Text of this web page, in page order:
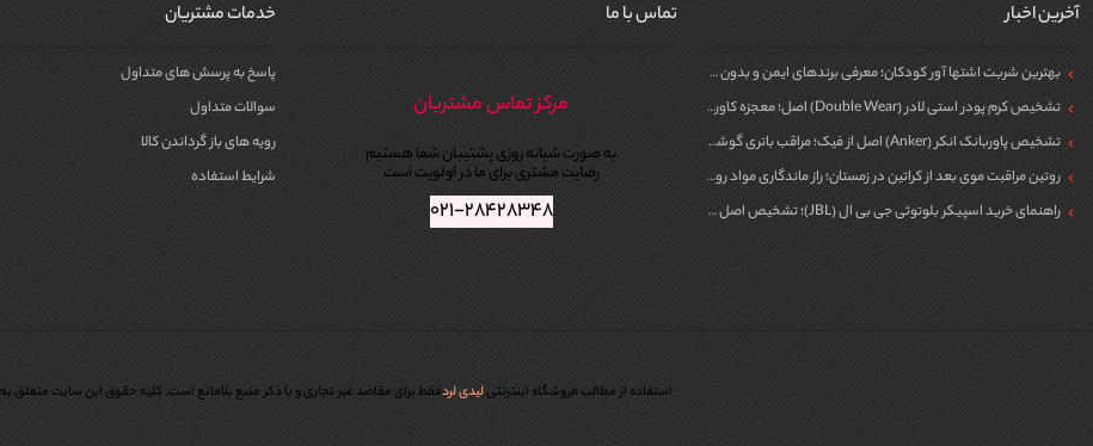
آخرین اخبار
بهترین شربت اشتها آور کودکان؛ معرفی برندهای ایمن و بدون سیپروهپتادین
تشخیص کرم پودر استی لادر (Double Wear) اصل؛ معجزه کاور برای پوست
تشخیص پاوربانک انکر (Anker) اصل از فیک؛ مراقب باتری گوشی خود باشید!
روتین مراقبت موی بعد از کراتین در زمستان؛ راز ماندگاری مواد روی مو
راهنمای خرید اسپیکر بلوتوثی جی بی ال (JBL)؛ تشخیص اصل از فیک برای مهمونی
تماس با ما
مرکز تماس مشتریان
به صورت شبانه روزی پشتیبان شما هستیم
رضایت مشتری برای ما در اولویت است
۰۲۱-۲۸۴۲۸۳۴۸
خدمات مشتریان
پاسخ به پرسش های متداول
سوالات متداول
رویه های باز گرداندن کالا
شرایط استفاده
استفاده از مطالب فروشگاه اینترنتیلیدی لردفقط برای مقاصد غیر تجاری و با ذکر منبع بلامانع است. کليه حقوق اين سايت متعلق به